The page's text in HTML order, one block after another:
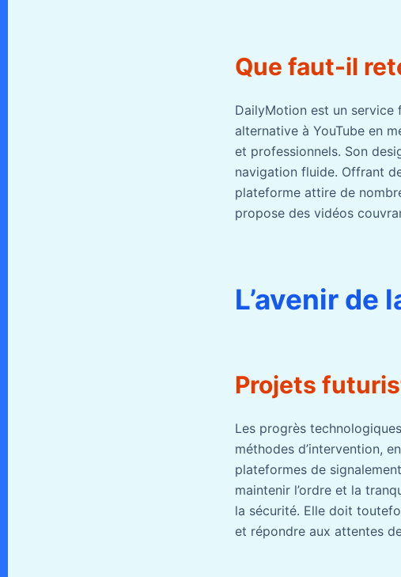
Que faut-il
DailyMotion est un service
alternative à YouTube en
et professionnels. Son
navigation fluide. Offrant
plateforme attire de
propose des vidéos
L’avenir de
Projets
Les progrès
méthodes d’intervention,
plateformes de
maintenir l’ordre et la
la sécurité. Elle doit
et répondre aux attentes